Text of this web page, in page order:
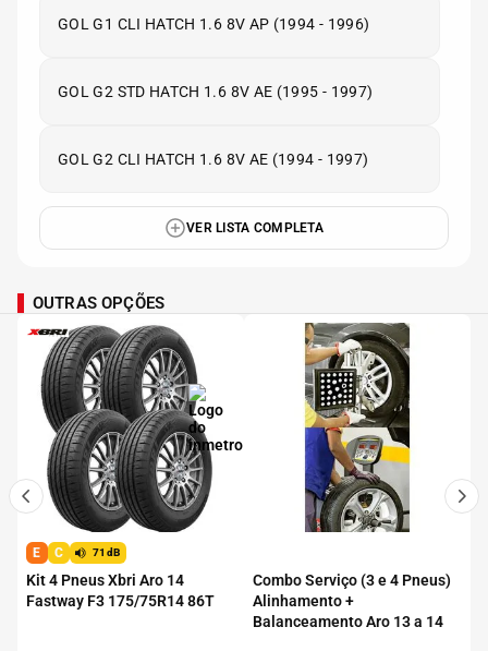
GOL G1 CLI HATCH 1.6 8V AP (1994 - 1996)
GOL G2 STD HATCH 1.6 8V AE (1995 - 1997)
GOL G2 CLI HATCH 1.6 8V AE (1994 - 1997)
VER LISTA COMPLETA
OUTRAS OPÇÕES
E C 71dB
Kit 4 Pneus Xbri Aro 14
Fastway F3 175/75R14 86T
Combo Serviço (3 e 4 Pneus)
Alinhamento +
Balanceamento Aro 13 a 14